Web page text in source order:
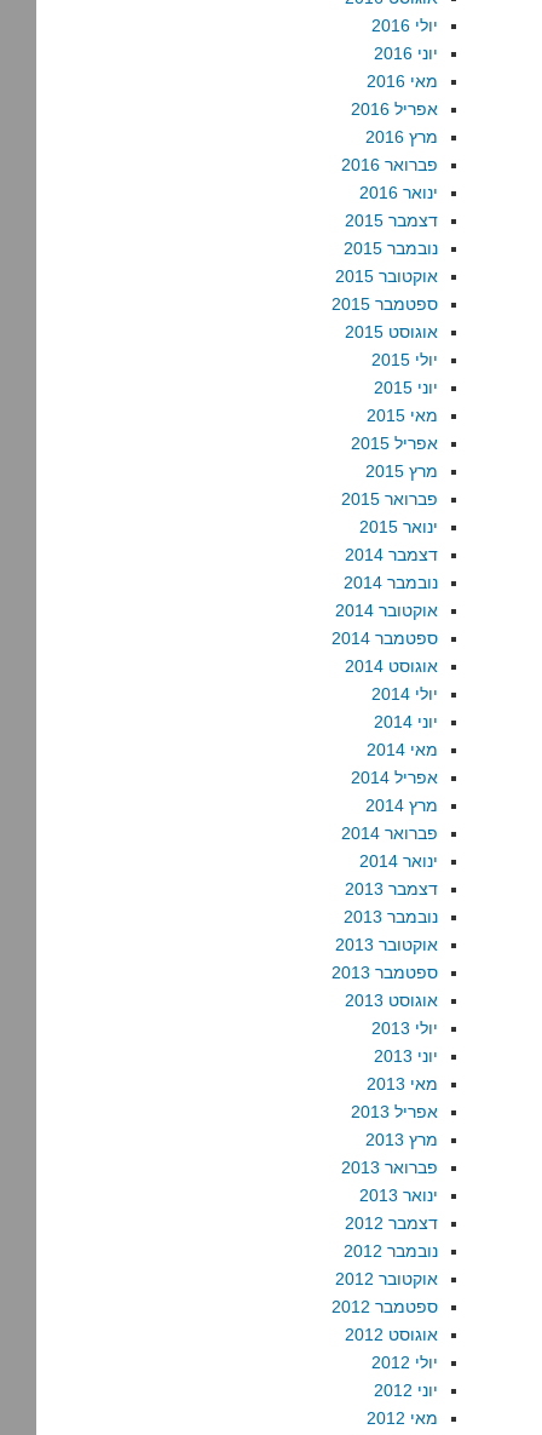
יולי 2016
יוני 2016
מאי 2016
אפריל 2016
מרץ 2016
פברואר 2016
ינואר 2016
דצמבר 2015
נובמבר 2015
אוקטובר 2015
ספטמבר 2015
אוגוסט 2015
יולי 2015
יוני 2015
מאי 2015
אפריל 2015
מרץ 2015
פברואר 2015
ינואר 2015
דצמבר 2014
נובמבר 2014
אוקטובר 2014
ספטמבר 2014
אוגוסט 2014
יולי 2014
יוני 2014
מאי 2014
אפריל 2014
מרץ 2014
פברואר 2014
ינואר 2014
דצמבר 2013
נובמבר 2013
אוקטובר 2013
ספטמבר 2013
אוגוסט 2013
יולי 2013
יוני 2013
מאי 2013
אפריל 2013
מרץ 2013
פברואר 2013
ינואר 2013
דצמבר 2012
נובמבר 2012
אוקטובר 2012
ספטמבר 2012
אוגוסט 2012
יולי 2012
יוני 2012
מאי 2012